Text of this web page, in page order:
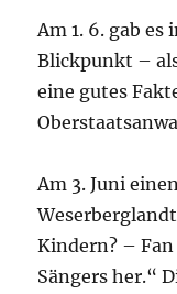
Am 1. 6. gab
Blickpunkt –
eine gutes
Am 3. Juni
Kindern? –
Sängers her.“